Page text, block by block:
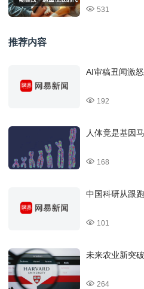
531
推荐内容
AI审稿丑闻激
192
人体竟是基因
168
中国科研从跟
101
未来农业新突
264